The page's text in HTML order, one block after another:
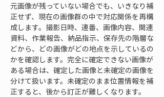
元画像が残っていない場合でも、いきなり補
正せず、現在の画像群の中で対応関係を再構
成します。撮影日時、連番、画像内容、関連
資料、作業報告、納品指示、保存先の階層な
どから、どの画像がどの地点を示しているの
かを確認します。完全に確定できない画像が
ある場合は、確定した画像と未確定の画像を
分けて扱います。未確定のまま位置情報を補
正すると、後から訂正が難しくなります。